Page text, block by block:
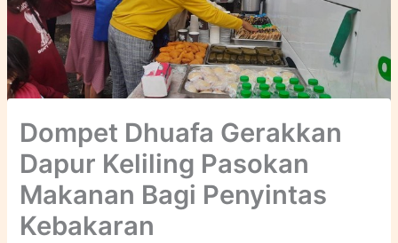
Dompet Dhuafa Gerakkan
Dapur Keliling Pasokan
Makanan Bagi Penyintas
Kebakaran